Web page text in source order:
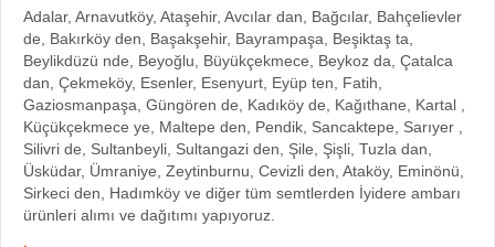
Adalar, Arnavutköy, Ataşehir, Avcılar dan, Bağcılar, Bahçelievler
de, Bakırköy den, Başakşehir, Bayrampaşa, Beşiktaş ta,
Beylikdüzü nde, Beyoğlu, Büyükçekmece, Beykoz da, Çatalca
dan, Çekmeköy, Esenler, Esenyurt, Eyüp ten, Fatih,
Gaziosmanpaşa, Güngören de, Kadıköy de, Kağıthane, Kartal ,
Küçükçekmece ye, Maltepe den, Pendik, Sancaktepe, Sarıyer ,
Silivri de, Sultanbeyli, Sultangazi den, Şile, Şişli, Tuzla dan,
Üsküdar, Ümraniye, Zeytinburnu, Cevizli den, Ataköy, Eminönü,
Sirkeci den, Hadımköy ve diğer tüm semtlerden İyidere ambarı
ürünleri alımı ve dağıtımı yapıyoruz.